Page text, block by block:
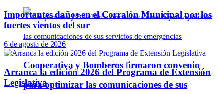
Cooperativa y Bomberos firmaron convenio
para optimizar las comunicaciones de sus
Importantes daños en el Corralón Municipal por los
fuertes vientos del sur
6 de agosto de 2026
Arranca la edición 2026 del Programa de Extensión
Legislativa